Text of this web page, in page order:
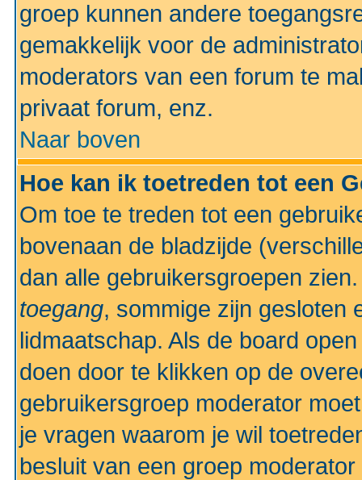
groep kunnen andere
gemakkelijk voor de
moderators van een forum te
privaat forum, enz.
Naar boven
Hoe kan ik toetreden tot een
Om toe te treden tot een
bovenaan de bladzijde
dan alle gebruikersgroepen
toegang, sommige zijn gesloten
lidmaatschap. Als de board
doen door te klikken op de
gebruikersgroep moderator
je vragen waarom je wil
besluit van een groep